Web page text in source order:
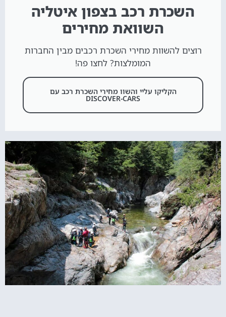
השכרת רכב בצפון איטליה
השוואת מחירים
רוצים להשוות מחירי השכרת רכבים מבין החברות
המומלצות? לחצו פה!
הקליקו עליי והשוו מחירי השכרת רכב עם
DISCOVER-CARS